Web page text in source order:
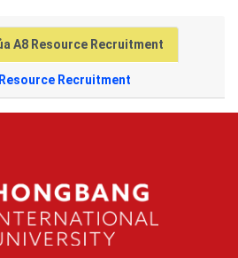
: 028 3930 5857
A8 Resource Recruitment
Recruitment